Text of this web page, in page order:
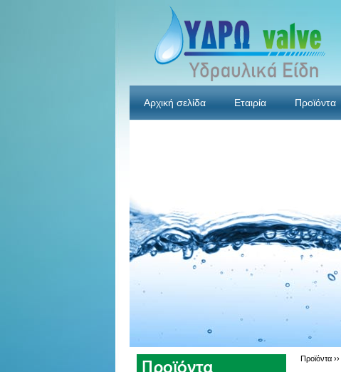
Αρχική σελίδα Εταιρία Προϊόντα
Προϊόντα ››